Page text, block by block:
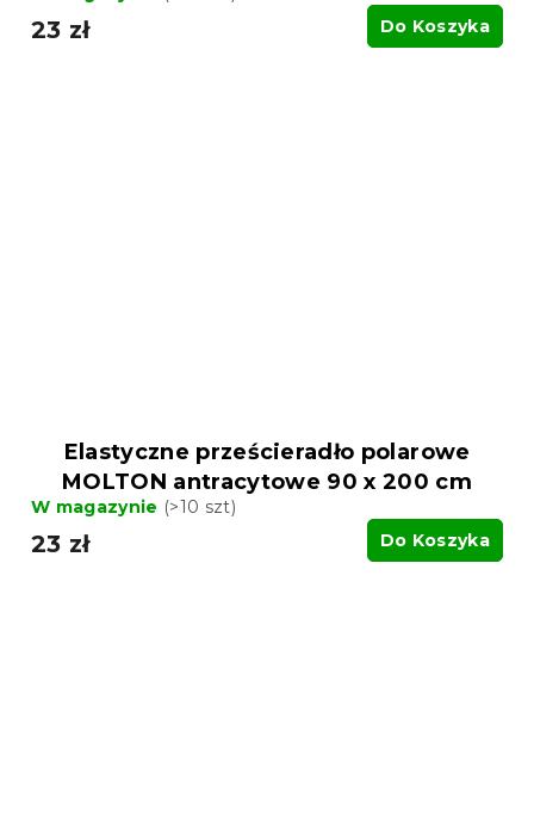
23 zł Do Koszyka
Elastyczne prześcieradło polarowe
MOLTON antracytowe 90 x 200 cm
W magazynie (>10 szt)
23 zł Do Koszyka